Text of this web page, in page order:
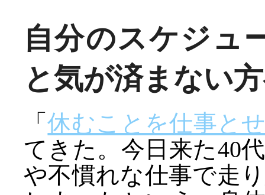
自分のスケジュ
と気が済まない
「休むことを仕事と
てきた。今日来た40
や不慣れな仕事で走